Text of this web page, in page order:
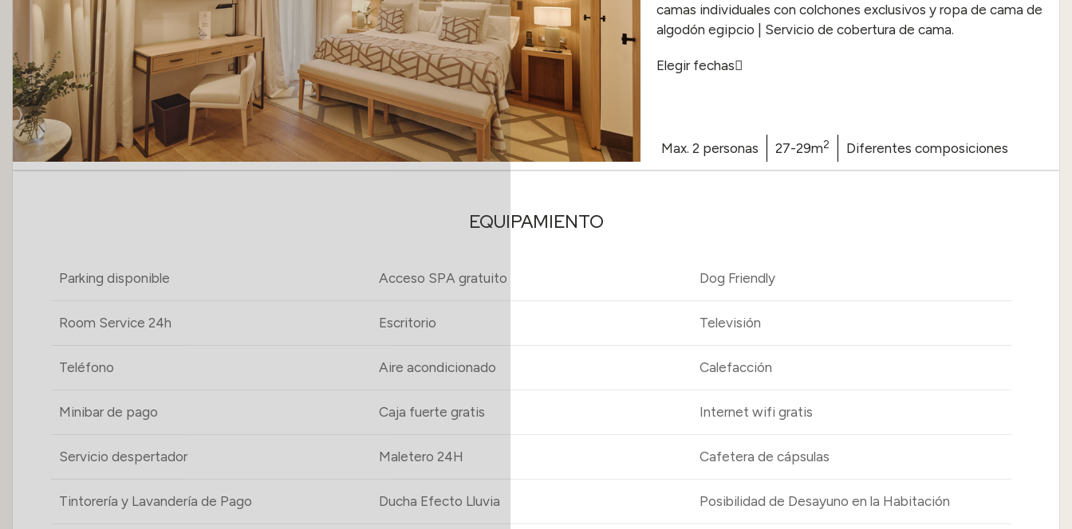
Max. 2 personas 27-29m2 Diferentes composiciones
camas individuales con colchones exclusivos y ropa de cama de
algodón egipcio | Servicio de cobertura de cama.
Elegir fechas
EQUIPAMIENTO
Parking disponible Acceso SPA gratuito Dog Friendly
Room Service 24h Escritorio Televisión
Teléfono Aire acondicionado Calefacción
Minibar de pago Caja fuerte gratis Internet wifi gratis
Servicio despertador Maletero 24H Cafetera de cápsulas
Tintorería y Lavandería de Pago Ducha Efecto Lluvia Posibilidad de Desayuno en la Habitación